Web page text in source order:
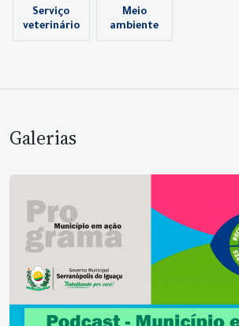
Serviço
veterinário
Meio
ambiente
Galerias